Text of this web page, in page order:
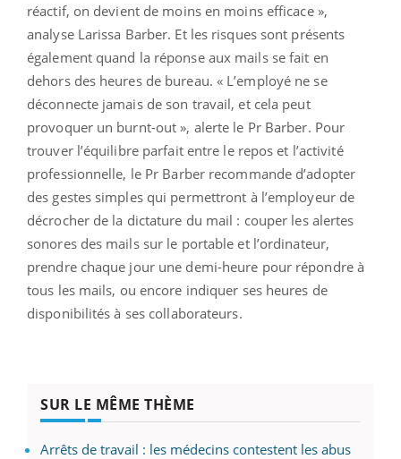
réactif, on devient de moins en moins efficace »,
analyse Larissa Barber. Et les risques sont présents
également quand la réponse aux mails se fait en
dehors des heures de bureau. « L’employé ne se
déconnecte jamais de son travail, et cela peut
provoquer un burnt-out », alerte le Pr Barber. Pour
trouver l’équilibre parfait entre le repos et l’activité
professionnelle, le Pr Barber recommande d’adopter
des gestes simples qui permettront à l’employeur de
décrocher de la dictature du mail : couper les alertes
sonores des mails sur le portable et l’ordinateur,
prendre chaque jour une demi-heure pour répondre à
tous les mails, ou encore indiquer ses heures de
disponibilités à ses collaborateurs.
SUR LE MÊME THÈME
Arrêts de travail : les médecins contestent les abus